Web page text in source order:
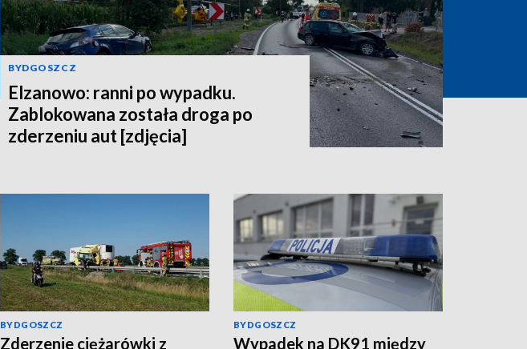
BYDGOSZCZ
Elzanowo: ranni po wypadku.
Zablokowana została droga po
zderzeniu aut [zdjęcia]
BYDGOSZCZ
Zderzenie ciężarówki z
BYDGOSZCZ
Wypadek na DK91 między